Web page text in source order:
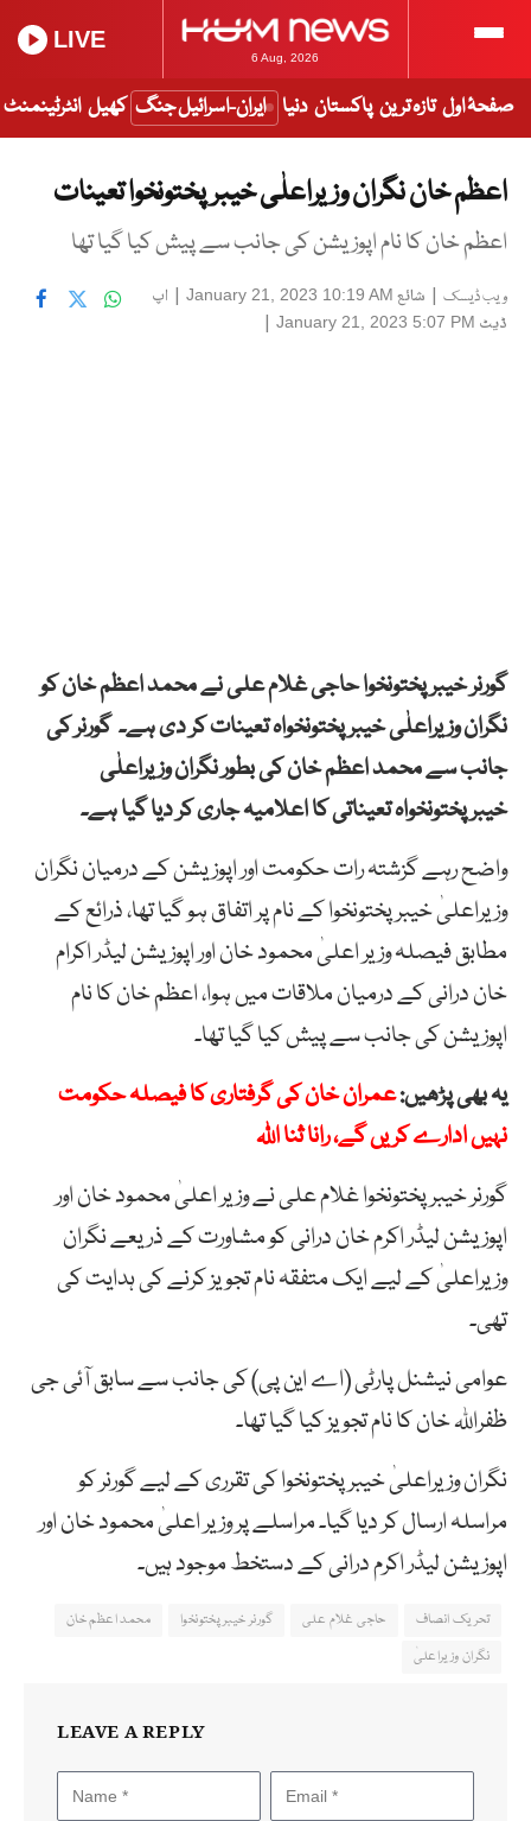
6 Aug, 2026
LIVE
صفحۂ اول تازہ ترین پاکستان دنیا ایران-اسرائیل جنگ کھیل انٹرٹینمنٹ
اعظم خان نگران وزیراعلٰی خیبرپختونخوا تعینات
اعظم خان کا نام اپوزیشن کی جانب سے پیش کیا گیا تھا
ویب ڈیسک | شائع January 21, 2023 10:19 AM
| اپ
ڈیٹ January 21, 2023 5:07 PM
|
گورنر خیبرپختونخوا حاجی غلام علی نے محمد اعظم خان کو
نگران وزیراعلٰی خیبرپختونخواہ تعینات کر دی ہے۔ گورنر کی
جانب سے محمد اعظم خان کی بطور نگران وزیراعلٰی
خیبرپختونخواہ تعیناتی کا اعلامیہ جاری کر دیا گیا ہے۔
واضح رہے گزشتہ رات حکومت اور اپوزیشن کے درمیان نگران
وزیراعلیٰ خیبرپختونخوا کے نام پر اتفاق ہو گیا تھا، ذرائع کے
مطابق فیصلہ وزیر اعلیٰ محمود خان اور اپوزیشن لیڈر اکرام
خان درانی کے درمیان ملاقات میں ہوا، اعظم خان کا نام
اپوزیشن کی جانب سے پیش کیا گیا تھا۔
یہ بھی پڑھیں:عمران خان کی گرفتاری کا فیصلہ حکومت
نہیں ادارے کریں گے، رانا ثنا اللہ
گورنر خیبرپختونخوا غلام علی نے وزیر اعلیٰ محمود خان اور
اپوزیشن لیڈر اکرم خان درانی کو مشاورت کے ذریعے نگران
وزیراعلیٰ کے لیے ایک متفقہ نام تجویز کرنے کی ہدایت کی
تھی۔
عوامی نیشنل پارٹی (اے این پی) کی جانب سے سابق آئی جی
ظفراللہ خان کا نام تجویز کیا گیا تھا۔
نگران وزیراعلیٰ خیبرپختونخوا کی تقرری کے لیے گورنر کو
مراسلہ ارسال کر دیا گیا۔ مراسلے پر وزیر اعلیٰ محمود خان اور
اپوزیشن لیڈر اکرم درانی کے دستخط موجود ہیں۔
تحریک انصاف حاجی غلام علی گورنر خیبرپختونخوا
محمد اعظم خان
نگران وزیراعلیٰ
LEAVE A REPLY